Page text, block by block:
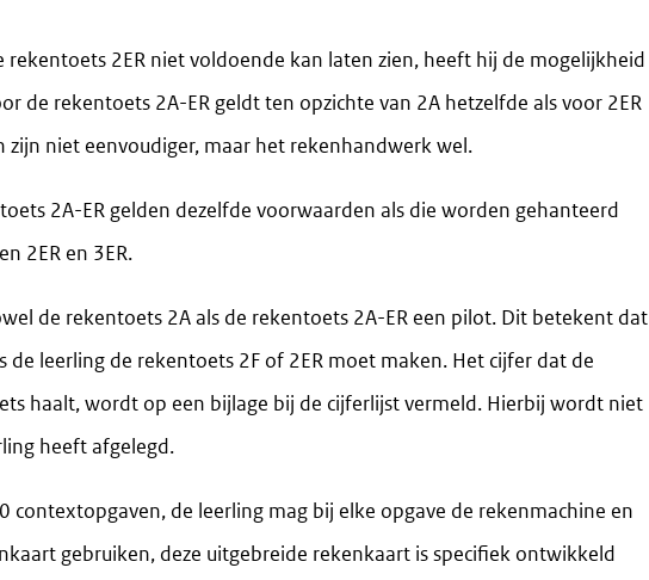
2ER niet voldoende kan laten zien, heeft hij de mogelijkheid
de rekentoets 2A-ER geldt ten opzichte van 2A hetzelfde als voor 2ER
zijn niet eenvoudiger, maar het rekenhandwerk wel.
2A-ER gelden dezelfde voorwaarden als die worden gehanteerd
2ER en 3ER.
de rekentoets 2A als de rekentoets 2A-ER een pilot. Dit betekent dat
leerling de rekentoets 2F of 2ER moet maken. Het cijfer dat de
haalt, wordt op een bijlage bij de cijferlijst vermeld. Hierbij wordt niet
heeft afgelegd.
contextopgaven, de leerling mag bij elke opgave de rekenmachine en
gebruiken, deze uitgebreide rekenkaart is specifiek ontwikkeld